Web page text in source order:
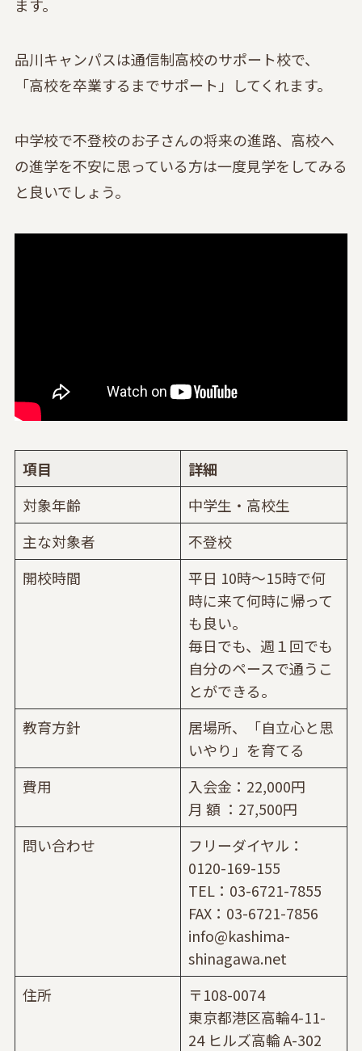
ます。
品川キャンパスは通信制高校のサポート校で、
「高校を卒業するまでサポート」してくれます。
中学校で不登校のお子さんの将来の進路、高校へ
の進学を不安に思っている方は一度見学をしてみる
と良いでしょう。
項目
詳細
対象年齢
中学生・高校生
主な対象者
不登校
開校時間
平日 10時～15時で何
時に来て何時に帰って
も良い。
毎日でも、週１回でも
自分のペースで通うこ
とができる。
教育方針
居場所、「自立心と思
いやり」を育てる
費用
入会金：22,000円
月 額 ：27,500円
問い合わせ
フリーダイヤル：
0120-169-155
TEL：03-6721-7855
FAX：03-6721-7856
info@kashima-
shinagawa.net
住所
〒108-0074
東京都港区高輪4-11-
24 ヒルズ高輪 A-302